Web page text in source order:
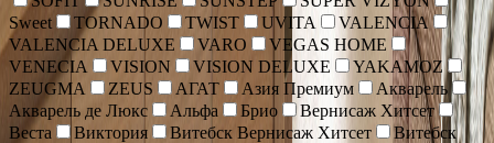
Sweet
TORNADO TWIST UVITA
VALENCIA
VALENCIA DELUXE
VARO
VEGAS HOME
VENECIA
VISION VISION DELUXE
YAKAMOZ
ZEUGMA
ZEUS АГАТ Азия Премиум
Акварель
Акварель де Люкс
Альфа Брио
Вернисаж Хитсет
Веста
Виктория Витебск Вернисаж Хитсет
Витебск